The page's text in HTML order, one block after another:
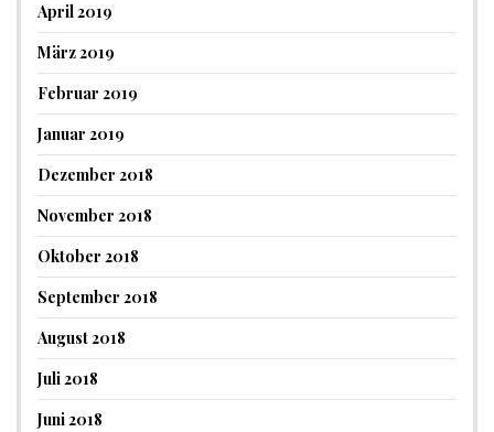
April 2019
März 2019
Februar 2019
Januar 2019
Dezember 2018
November 2018
Oktober 2018
September 2018
August 2018
Juli 2018
Juni 2018